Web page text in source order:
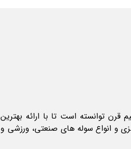
توانسته است تا با ارائه بهترین
و انواع سوله های صنعتی، ورزشی و